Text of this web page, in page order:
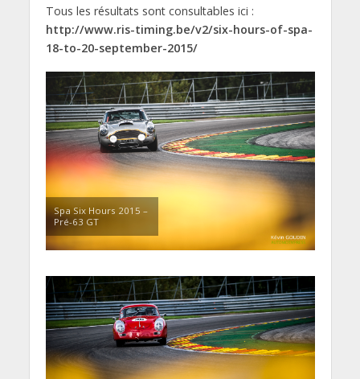
Tous les résultats sont consultables ici :
http://www.ris-timing.be/v2/six-hours-of-spa-
18-to-20-september-2015/
Spa Six Hours 2015 –
Pré-63 GT